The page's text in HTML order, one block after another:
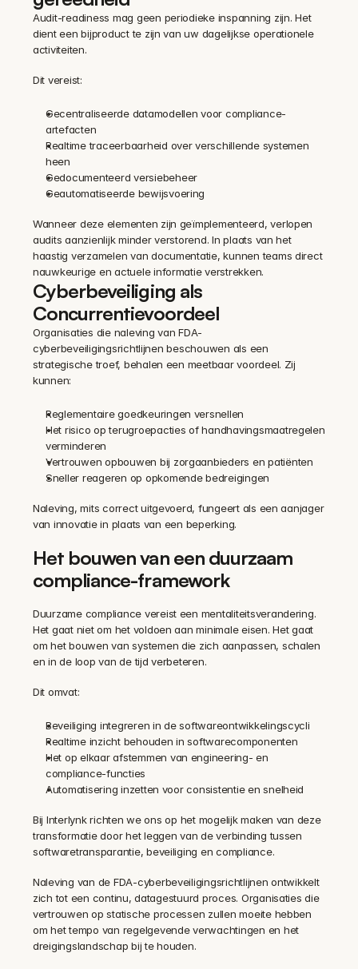
Audit-readiness mag geen periodieke inspanning zijn. Het
dient een bijproduct te zijn van uw dagelijkse operationele
activiteiten.
Dit vereist:
Gecentraliseerde datamodellen voor compliance-
artefacten
Realtime traceerbaarheid over verschillende systemen
heen
Gedocumenteerd versiebeheer
Geautomatiseerde bewijsvoering
Wanneer deze elementen zijn geïmplementeerd, verlopen
audits aanzienlijk minder verstorend. In plaats van het
haastig verzamelen van documentatie, kunnen teams direct
nauwkeurige en actuele informatie verstrekken.
Cyberbeveiliging als
Concurrentievoordeel
Organisaties die naleving van FDA-
cyberbeveiligingsrichtlijnen beschouwen als een
strategische troef, behalen een meetbaar voordeel. Zij
kunnen:
Reglementaire goedkeuringen versnellen
Het risico op terugroepacties of handhavingsmaatregelen
verminderen
Vertrouwen opbouwen bij zorgaanbieders en patiënten
Sneller reageren op opkomende bedreigingen
Naleving, mits correct uitgevoerd, fungeert als een aanjager
van innovatie in plaats van een beperking.
Het bouwen van een duurzaam
compliance-framework
Duurzame compliance vereist een mentaliteitsverandering.
Het gaat niet om het voldoen aan minimale eisen. Het gaat
om het bouwen van systemen die zich aanpassen, schalen
en in de loop van de tijd verbeteren.
Dit omvat:
Beveiliging integreren in de softwareontwikkelingscycli
Realtime inzicht behouden in softwarecomponenten
Het op elkaar afstemmen van engineering- en
compliance-functies
Automatisering inzetten voor consistentie en snelheid
Bij Interlynk richten we ons op het mogelijk maken van deze
transformatie door het leggen van de verbinding tussen
softwaretransparantie, beveiliging en compliance.
Naleving van de FDA-cyberbeveiligingsrichtlijnen ontwikkelt
zich tot een continu, datagestuurd proces. Organisaties die
vertrouwen op statische processen zullen moeite hebben
om het tempo van regelgevende verwachtingen en het
dreigingslandschap bij te houden.